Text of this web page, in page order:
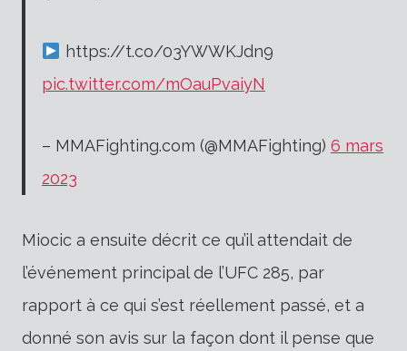
https://t.co/03YWWKJdn9
pic.twitter.com/mOauPvaiyN
– MMAFighting.com (@MMAFighting) 6 mars
2023
Miocic a ensuite décrit ce qu’il attendait de
l’événement principal de l’UFC 285, par
rapport à ce qui s’est réellement passé, et a
donné son avis sur la façon dont il pense que